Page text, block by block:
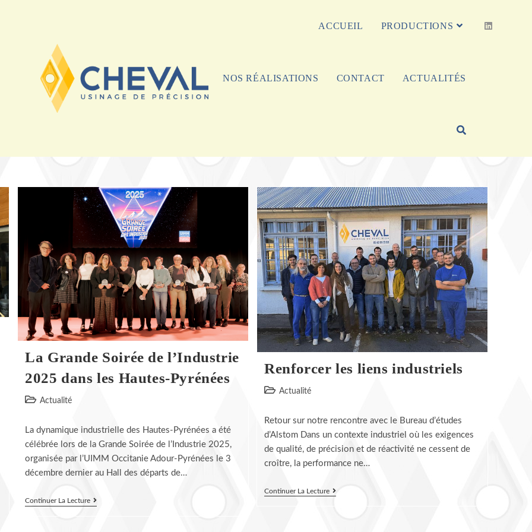
ACCUEIL PRODUCTIONS
NOS RÉALISATIONS CONTACT ACTUALITÉS
TOGGLE
SEARCH
La Grande Soirée de l’Industrie
2025 dans les Hautes-Pyrénées
PostActualité
La dynamique industrielle des Hautes-Pyrénées a été
célébrée lors de la Grande Soirée de l’Industrie 2025,
organisée par l’UIMM Occitanie Adour-Pyrénées le 3
décembre dernier au Hall des départs de…
Continuer La LectureLa
Renforcer les liens industriels
PostActualité
Retour sur notre rencontre avec le Bureau d’études
d’Alstom Dans un contexte industriel où les exigences
de qualité, de précision et de réactivité ne cessent de
croître, la performance ne…
Continuer La LectureRenforcer